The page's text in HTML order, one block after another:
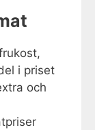
i priset
och